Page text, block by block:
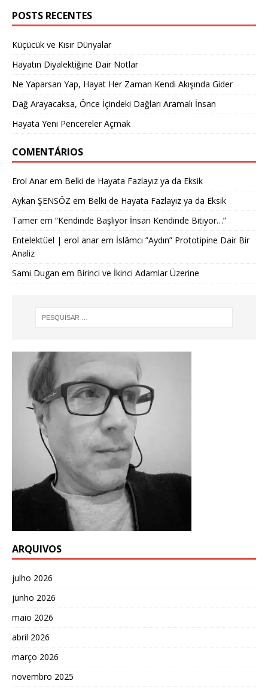
POSTS RECENTES
Küçücük ve Kısır Dünyalar
Hayatın Diyalektiğine Dair Notlar
Ne Yaparsan Yap, Hayat Her Zaman Kendi Akışında Gider
Dağ Arayacaksa, Önce İçindeki Dağları Aramalı İnsan
Hayata Yeni Pencereler Açmak
COMENTÁRIOS
Erol Anarem Belki de Hayata Fazlayız ya da Eksik
Aykan ŞENSÖZ em Belki de Hayata Fazlayız ya da Eksik
Tamerem “Kendinde Başlıyor İnsan Kendinde Bitiyor…”
Entelektüel | erol anarem İslâmcı ”Aydın” Prototipine Dair Bir
Analiz
Sami Dugan em Birinci ve İkinci Adamlar Üzerine
ARQUIVOS
julho 2026
junho 2026
maio 2026
abril 2026
março 2026
novembro 2025